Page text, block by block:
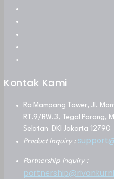
Kontak Kami
Ra Mampang Tower, Jl.
RT.9/RW.3, Tegal Parang,
Selatan, DKI Jakarta 12790
Product Inquiry :
Partnership Inquiry :